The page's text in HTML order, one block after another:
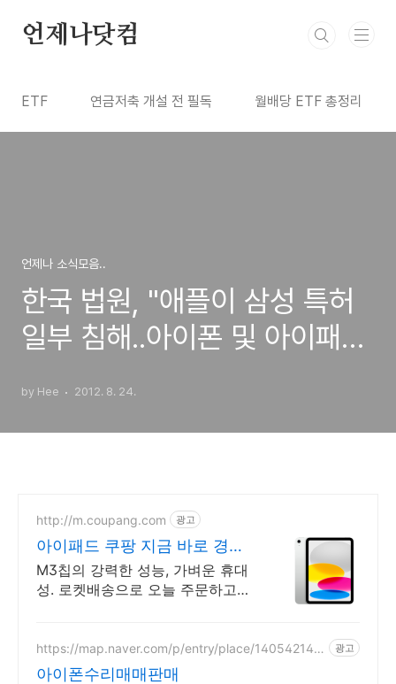
언제나닷컴
ETF 연금저축 개설 전 필독 월배당 ETF 총정리
언제나 소식모음..
한국 법원, "애플이 삼성 특허
일부 침해..아이폰 및 아이패드
by Hee 2012. 8. 24.
http://m.coupang.com 광고
아이패드 쿠팡 지금 바로 경험
하세요
M3칩의 강력한 성능, 가벼운 휴대
성. 로켓배송으로 오늘 주문하고
지 모두가 즐길 패드.
https://map.naver.com/p/entry/place/140542142
광고
아이폰수리매매판매